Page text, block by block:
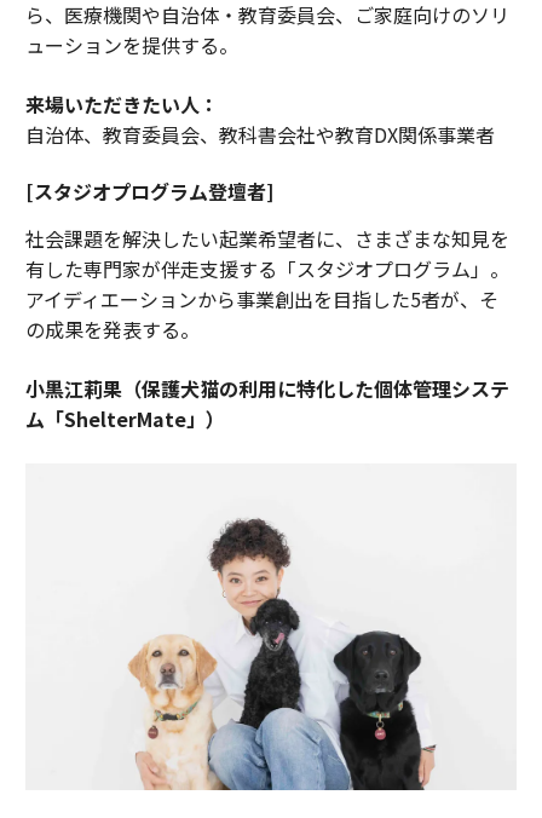
ら、医療機関や自治体・教育委員会、ご家庭向けのソリ
ューションを提供する。
来場いただきたい人：
自治体、教育委員会、教科書会社や教育DX関係事業者
[スタジオプログラム登壇者]
社会課題を解決したい起業希望者に、さまざまな知見を
有した専門家が伴走支援する「スタジオプログラム」。
アイディエーションから事業創出を目指した5者が、そ
の成果を発表する。
小黒江莉果（保護犬猫の利用に特化した個体管理システ
ム「ShelterMate」）